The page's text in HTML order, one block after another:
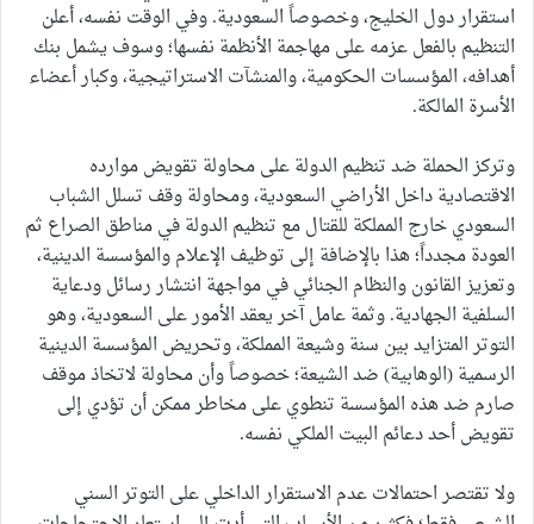
استقرار دول الخليج، وخصوصاً السعودية. وفي الوقت نفسه، أعلن
التنظيم بالفعل عزمه على مهاجمة الأنظمة نفسها؛ وسوف يشمل بنك
أهدافه، المؤسسات الحكومية، والمنشآت الاستراتيجية، وكبار أعضاء
الأسرة المالكة.
وتركز الحملة ضد تنظيم الدولة على محاولة تقويض موارده
الاقتصادية داخل الأراضي السعودية، ومحاولة وقف تسلل الشباب
السعودي خارج المملكة للقتال مع تنظيم الدولة في مناطق الصراع ثم
العودة مجدداً؛ هذا بالإضافة إلى توظيف الإعلام والمؤسسة الدينية،
وتعزيز القانون والنظام الجنائي في مواجهة انتشار رسائل ودعاية
السلفية الجهادية. وثمة عامل آخر يعقد الأمور على السعودية، وهو
التوتر المتزايد بين سنة وشيعة المملكة، وتحريض المؤسسة الدينية
الرسمية (الوهابية) ضد الشيعة؛ خصوصاً وأن محاولة لاتخاذ موقف
صارم ضد هذه المؤسسة تنطوي على مخاطر ممكن أن تؤدي إلى
تقويض أحد دعائم البيت الملكي نفسه.
ولا تقتصر احتمالات عدم الاستقرار الداخلي على التوتر السني